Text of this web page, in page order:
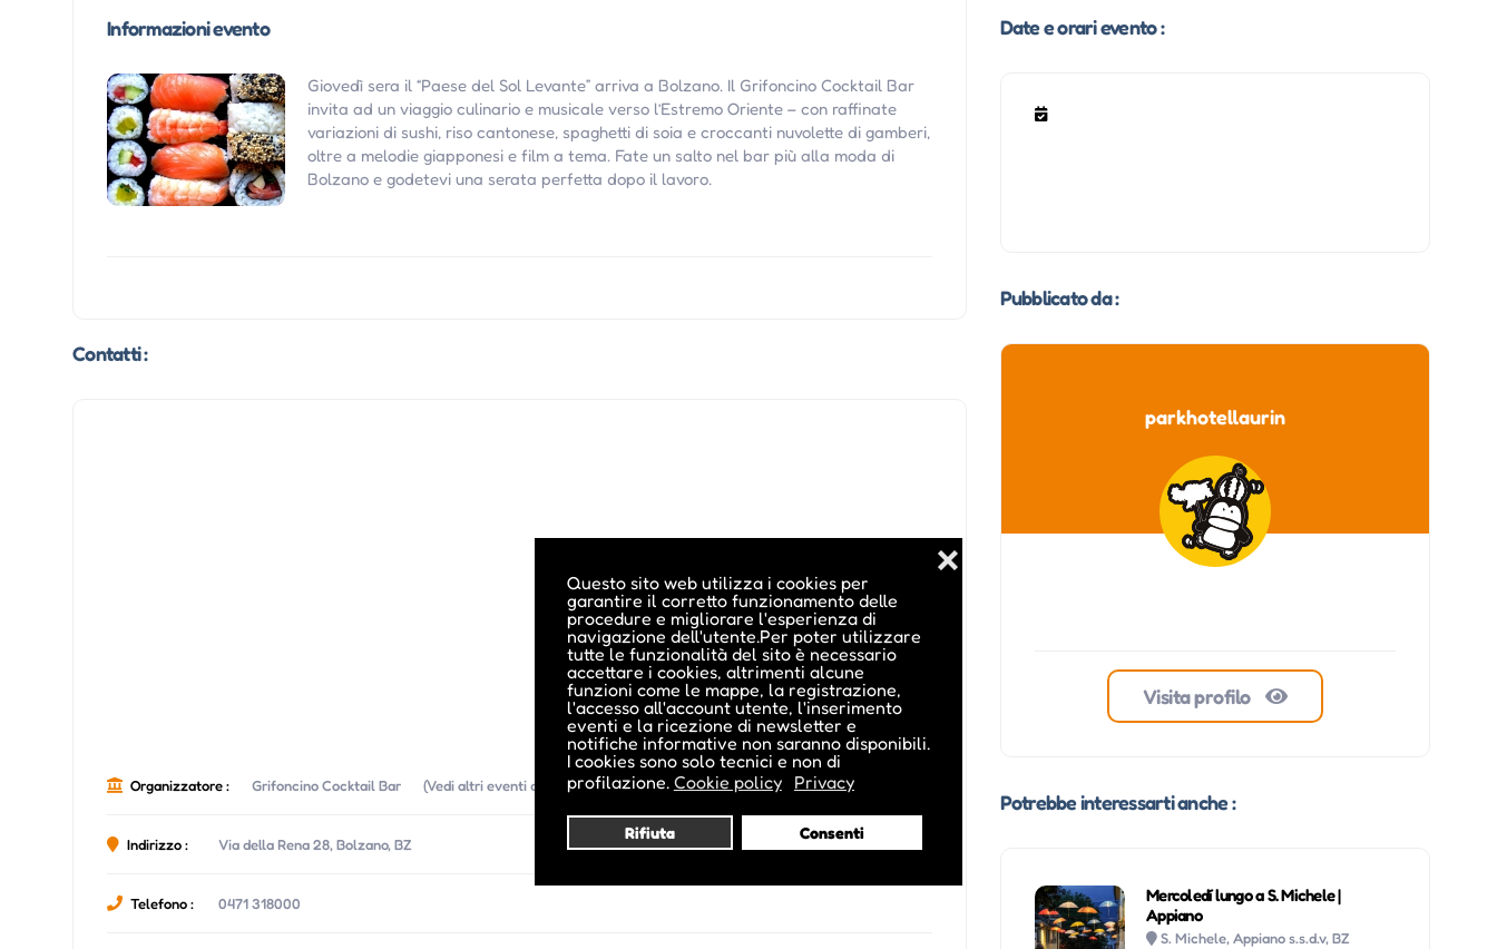
Questo sito web utilizza i cookies per
garantire il corretto funzionamento delle
procedure e migliorare l'esperienza di
navigazione dell'utente.Per poter utilizzare
tutte le funzionalità del sito è necessario
accettare i cookies, altrimenti alcune
funzioni come le mappe, la registrazione,
l'accesso all'account utente, l'inserimento
eventi e la ricezione di newsletter e
notifiche informative non saranno disponibili.
I cookies sono solo tecnici e non di
profilazione. Cookie policy Privacy
Rifiuta Consenti
❌
Informazioni evento
Giovedì sera il “Paese del Sol Levante” arriva a Bolzano. Il Grifoncino Cocktail Bar
invita ad un viaggio culinario e musicale verso l’Estremo Oriente – con raffinate
variazioni di sushi, riso cantonese, spaghetti di soia e croccanti nuvolette di gamberi,
oltre a melodie giapponesi e film a tema. Fate un salto nel bar più alla moda di
Bolzano e godetevi una serata perfetta dopo il lavoro.
Contatti :
Organizzatore : Grifoncino Cocktail Bar (Vedi altri eventi di questo organizzatore)
Indirizzo : Via della Rena 28, Bolzano, BZ
Telefono : 0471 318000
Date e orari evento :
Pubblicato da :
parkhotellaurin
Visita profilo
Potrebbe interessarti anche :
Mercoledí lungo a S. Michele |
Appiano
S. Michele, Appiano s.s.d.v, BZ